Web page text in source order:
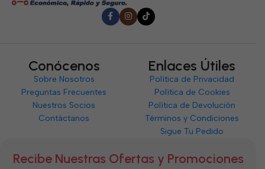
Conócenos
Sobre Nosotros
Preguntas Frecuentes
Nuestros Socios
Contáctanos
Enlaces Útiles
Política de Privacidad
Política de Cookies
Política de Devolución
Términos y Condiciones
Sigue Tu Pedido
Recibe Nuestras Ofertas y Promociones